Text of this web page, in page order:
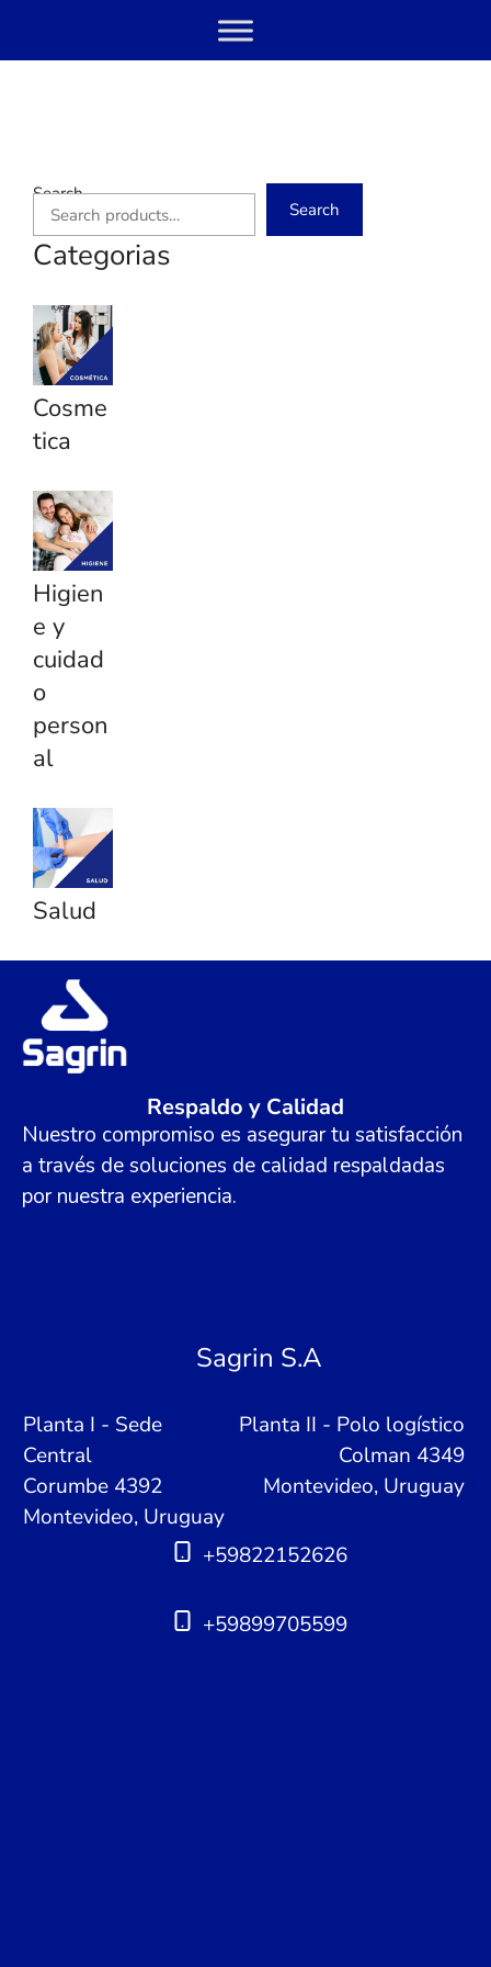
content
Search
Search
Categorias
Cosme
tica
Higien
e y
cuidad
o
person
al
Salud
Respaldo y Calidad
Nuestro compromiso es asegurar tu satisfacción
a través de soluciones de calidad respaldadas
por nuestra experiencia.
Sagrin S.A
Planta I - Sede
Central
Corumbe 4392
Montevideo, Uruguay
Planta II - Polo logístico
Colman 4349
Montevideo, Uruguay
+59822152626
+59899705599